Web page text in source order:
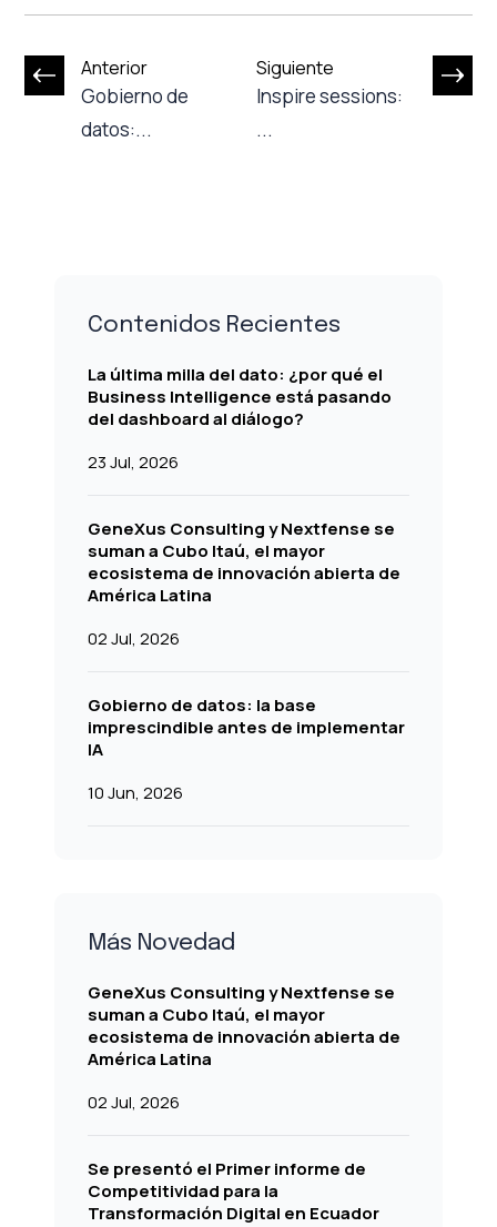
Anterior
Gobierno de
datos:...
Siguiente
Inspire sessions:
...
Contenidos Recientes
La última milla del dato: ¿por qué el
Business Intelligence está pasando
del dashboard al diálogo?
23 Jul, 2026
GeneXus Consulting y Nextfense se
suman a Cubo Itaú, el mayor
ecosistema de innovación abierta de
América Latina
02 Jul, 2026
Gobierno de datos: la base
imprescindible antes de implementar
IA
10 Jun, 2026
Más Novedad
GeneXus Consulting y Nextfense se
suman a Cubo Itaú, el mayor
ecosistema de innovación abierta de
América Latina
02 Jul, 2026
Se presentó el Primer informe de
Competitividad para la
Transformación Digital en Ecuador